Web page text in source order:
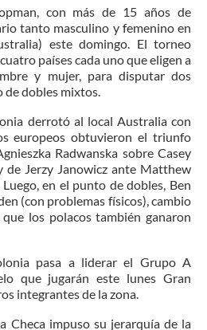
con más de 15 años de
tanto masculino y femenino en
este domingo. El torneo
países cada uno que eligen a
y mujer, para disputar dos
de dobles mixtos.
derrotó al local Australia con
europeos obtuvieron el triunfo
Radwanska sobre Casey
de Jerzy Janowicz ante Matthew
en el punto de dobles, Ben
(con problemas físicos), cambio
los polacos también ganaron
pasa a liderar el Grupo A
que jugarán este lunes Gran
integrantes de la zona.
Checa impuso su jerarquía de la